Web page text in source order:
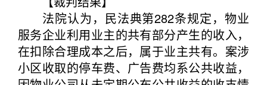
法院认为，民法典第282条规定，物业
服务企业利用业主的共有部分产生的收入，
在扣除合理成本之后，属于业主共有。案涉
小区收取的停车费、广告费均系公共收益，